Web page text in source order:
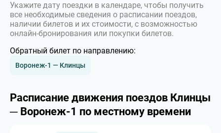
Укажите дату поездки в календаре, чтобы получить
все необходимые сведения о расписании поездов,
наличии билетов и их стоимости, с возможностью
онлайн-бронирования или покупки билетов.
Обратный билет по направлению:
Воронеж-1 — Клинцы
Расписание движения поездов Клинцы
─ Воронеж-1 по местному времени